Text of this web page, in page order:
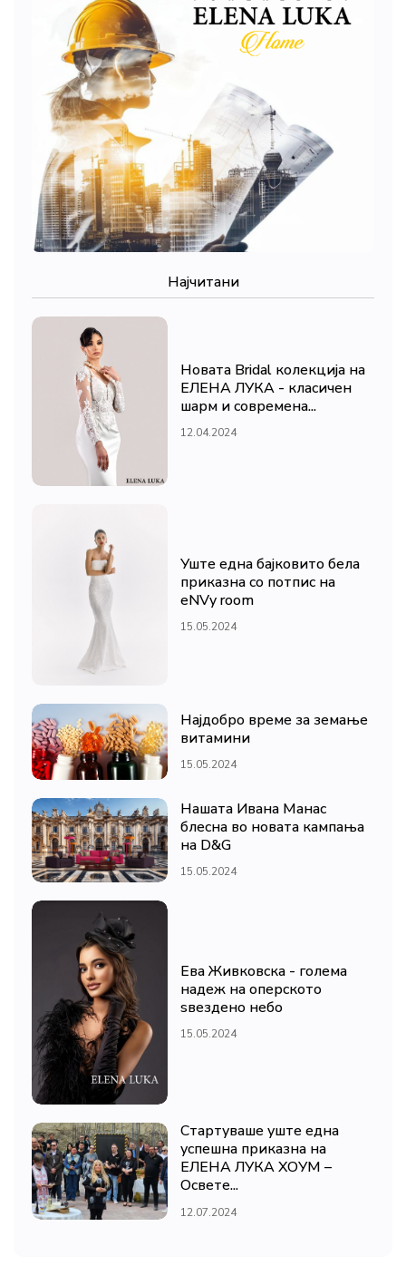
Најчитани
Новата Bridal колекција на
ЕЛЕНА ЛУКА - класичен
шарм и современа...
12.04.2024
Уште една бајковито бела
приказна со потпис на
eNVy room
15.05.2024
Најдобро време за земање
витамини
15.05.2024
Нашата Ивана Манас
блесна во новата кампања
на D&G
15.05.2024
Ева Живковска - голема
надеж на оперското
ѕвездено небо
15.05.2024
Стартуваше уште една
успешна приказна на
ЕЛЕНА ЛУКА ХОУМ –
Освете...
12.07.2024